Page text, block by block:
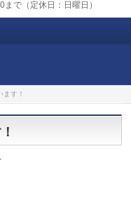
で（定休日：日曜日）
ます！